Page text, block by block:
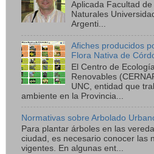
Aplicada Facultad
Naturales
Argenti...
Afiches producidos
Flora Nativa de
El Centro de
Renovables
UNC, entidad que
ambiente en la Provincia...
Normativas sobre Arbolado
Para plantar árboles en las
ciudad, es necesario conocer las
vigentes. En algunas ent...